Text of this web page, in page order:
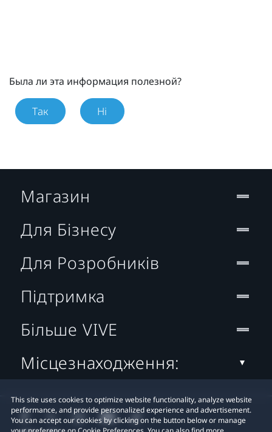
Была ли эта информация полезной?
Так Ні
This site uses cookies to optimize website functionality, analyze website
performance, and provide personalized experience and advertisement.
You can accept our cookies by clicking on the button below or manage
Магазин
Для Бізнесу
Для Розробників
Підтримка
Більше VIVE
Місцезнаходження: